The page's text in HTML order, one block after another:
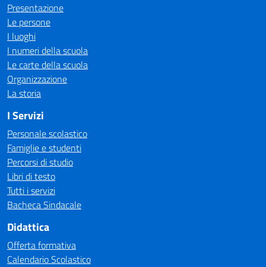
Presentazione
Le persone
I luoghi
I numeri della scuola
Le carte della scuola
Organizzazione
La storia
I Servizi
Personale scolastico
Famiglie e studenti
Percorsi di studio
Libri di testo
Tutti i servizi
Bacheca Sindacale
Didattica
Offerta formativa
Calendario Scolastico